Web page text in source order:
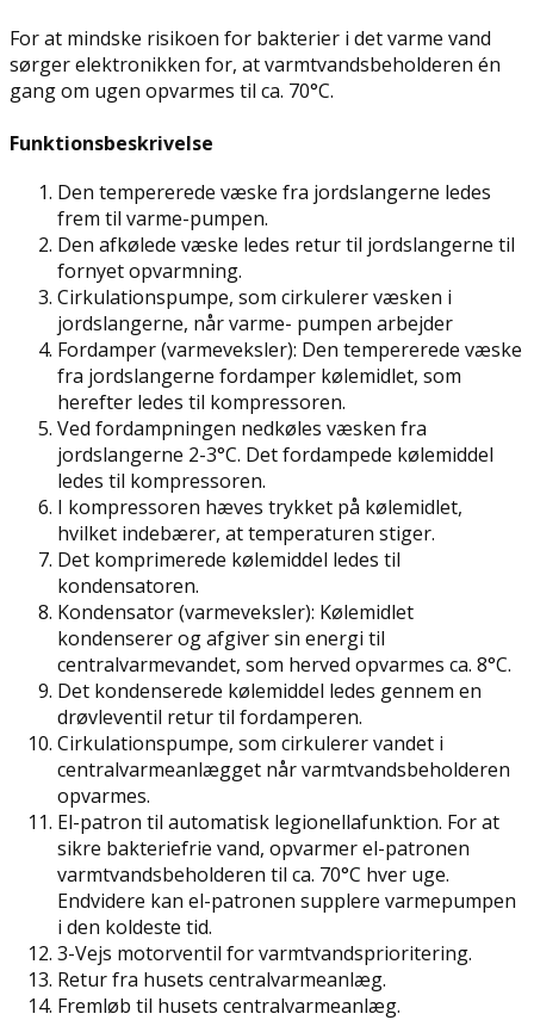
For at mindske risikoen for bakterier i det varme vand
sørger elektronikken for, at varmtvandsbeholderen én
gang om ugen opvarmes til ca. 70°C.
Funktionsbeskrivelse
Den tempererede væske fra jordslangerne ledes
frem til varme-pumpen.
Den afkølede væske ledes retur til jordslangerne til
fornyet opvarmning.
Cirkulationspumpe, som cirkulerer væsken i
jordslangerne, når varme- pumpen arbejder
Fordamper (varmeveksler): Den tempererede væske
fra jordslangerne fordamper kølemidlet, som
herefter ledes til kompressoren.
Ved fordampningen nedkøles væsken fra
jordslangerne 2-3°C. Det fordampede kølemiddel
ledes til kompressoren.
I kompressoren hæves trykket på kølemidlet,
hvilket indebærer, at temperaturen stiger.
Det komprimerede kølemiddel ledes til
kondensatoren.
Kondensator (varmeveksler): Kølemidlet
kondenserer og afgiver sin energi til
centralvarmevandet, som herved opvarmes ca. 8°C.
Det kondenserede kølemiddel ledes gennem en
drøvleventil retur til fordamperen.
Cirkulationspumpe, som cirkulerer vandet i
centralvarmeanlægget når varmtvandsbeholderen
opvarmes.
El-patron til automatisk legionellafunktion. For at
sikre bakteriefrie vand, opvarmer el-patronen
varmtvandsbeholderen til ca. 70°C hver uge.
Endvidere kan el-patronen supplere varmepumpen
i den koldeste tid.
3-Vejs motorventil for varmtvandsprioritering.
Retur fra husets centralvarmeanlæg.
Fremløb til husets centralvarmeanlæg.